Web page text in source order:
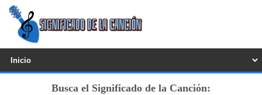
Busca el Significado de la Canción: